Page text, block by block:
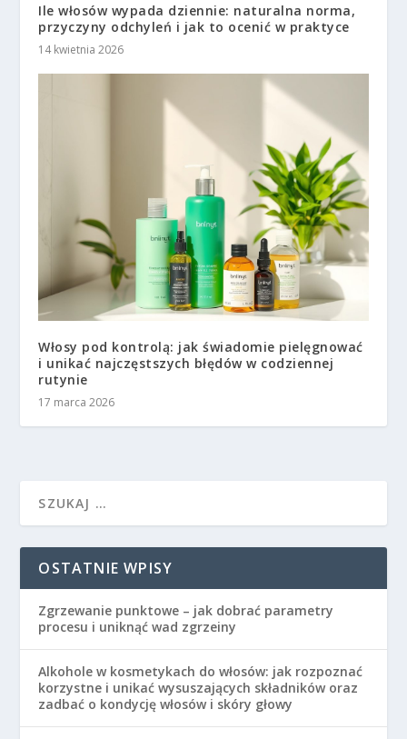
Ile włosów wypada dziennie: naturalna norma,
przyczyny odchyleń i jak to ocenić w praktyce
14 kwietnia 2026
Włosy pod kontrolą: jak świadomie pielęgnować
i unikać najczęstszych błędów w codziennej
rutynie
17 marca 2026
OSTATNIE WPISY
Zgrzewanie punktowe – jak dobrać parametry
procesu i uniknąć wad zgrzeiny
Alkohole w kosmetykach do włosów: jak rozpoznać
korzystne i unikać wysuszających składników oraz
zadbać o kondycję włosów i skóry głowy